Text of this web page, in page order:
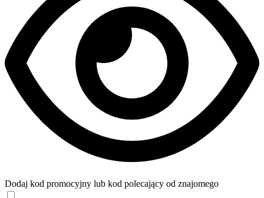
Dodaj kod promocyjny lub kod polecający od znajomego